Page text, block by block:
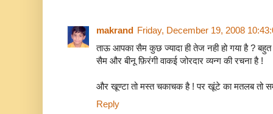
makrand Friday, December 19, 2008
ताऊ आपका सैम कुछ ज्यादा ही तेज नही हो गया है ? बहुत
सैम और बीनू फ़िरंगी वाकई जोरदार व्यन्ग की रचना है !
और खूण्टा तो मस्त चकाचक है ! पर खूंटे का मतलब तो
Reply